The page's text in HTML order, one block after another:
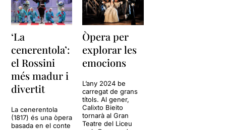
‘La
cenerentola’:
el Rossini
més madur i
divertit
La cenerentola
(1817) és una òpera
basada en el conte
Òpera per
explorar les
emocions
L’any 2024 be
carregat de grans
títols. Al gener,
Calixto Bieito
tornarà al Gran
Teatre del Liceu